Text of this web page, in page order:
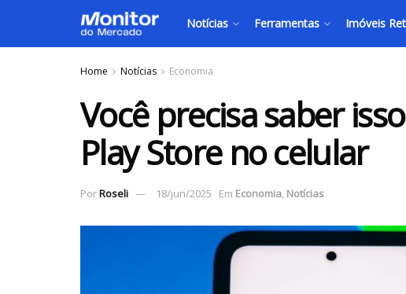
Notícias Ferramentas Imóveis
Home Notícias Economia
Você precisa saber
Play Store no celular
PorRoseli 18/jun/2025 Em Economia, Notícias